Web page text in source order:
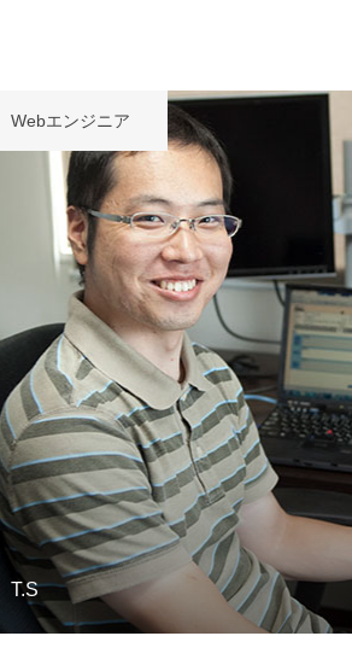
Webエンジニア
T.S